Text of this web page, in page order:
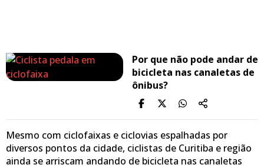
Por que não pode andar de
bicicleta nas canaletas de
ônibus?
Mesmo com ciclofaixas e ciclovias espalhadas por
diversos pontos da cidade, ciclistas de Curitiba e região
ainda se arriscam andando de bicicleta nas canaletas